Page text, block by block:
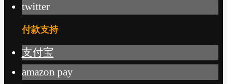
twitter
付款支持
支付宝
amazon pay